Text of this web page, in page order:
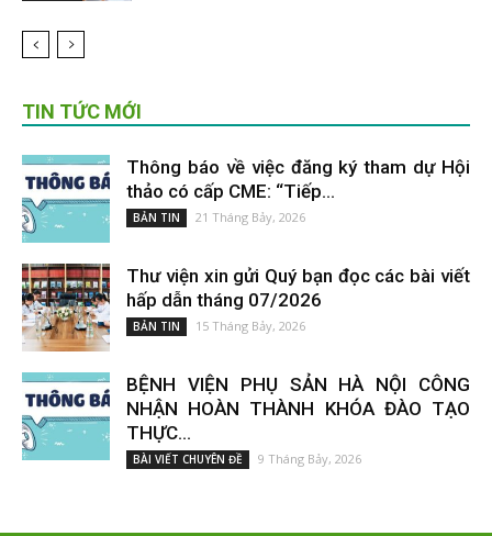
TIN TỨC MỚI
Thông báo về việc đăng ký tham dự Hội
thảo có cấp CME: “Tiếp...
BẢN TIN 21 Tháng Bảy, 2026
Thư viện xin gửi Quý bạn đọc các bài viết
hấp dẫn tháng 07/2026
BẢN TIN 15 Tháng Bảy, 2026
BỆNH VIỆN PHỤ SẢN HÀ NỘI CÔNG
NHẬN HOÀN THÀNH KHÓA ĐÀO TẠO
THỰC...
BÀI VIẾT CHUYÊN ĐỀ 9 Tháng Bảy, 2026